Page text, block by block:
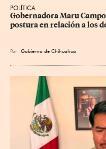
POLÍTICA
Gobernadora Maru
postura en relación a los
Por Gobierno de Chihuahua